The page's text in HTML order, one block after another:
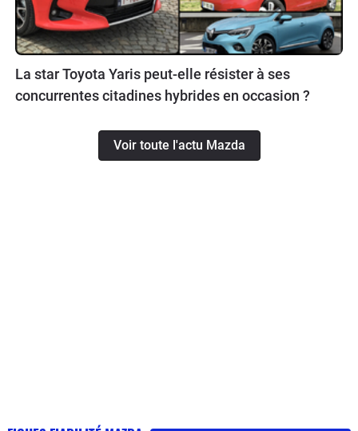
La star Toyota Yaris peut-elle résister à ses
concurrentes citadines hybrides en occasion ?
Voir toute l'actu Mazda